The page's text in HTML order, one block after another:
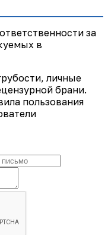
за
в
личные
брани.
пользования